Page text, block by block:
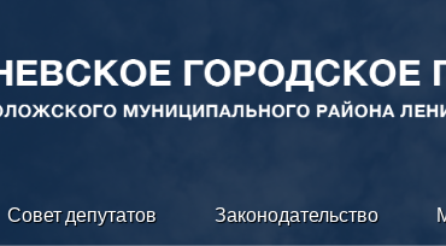
Совет депутатов Законодательство